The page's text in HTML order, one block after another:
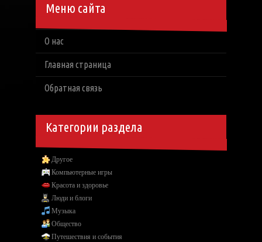
Меню сайта
О нас
Главная страница
Обратная связь
Категории раздела
Другое
Компьютерные игры
Красота и здоровье
Люди и блоги
Музыка
Общество
Путешествия и события